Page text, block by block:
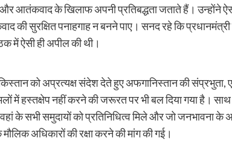
और आतंकवाद के खिलाफ अपनी प्रतिबद्धता जताते हैं। उन्होंने
की सुरक्षित पनाहगाह न बनने पाए। सनद रहे कि प्रधानमंत्री
में ऐसी ही अपील की थी।
को अप्रत्यक्ष संदेश देते हुए अफगानिस्तान की
में हस्तक्षेप नहीं करने की जरूरत पर भी बल दिया गया है।
के सभी समुदायों को प्रतिनिधित्व मिले और जो जनभावना के
अधिकारों की रक्षा करने की मांग की गई।